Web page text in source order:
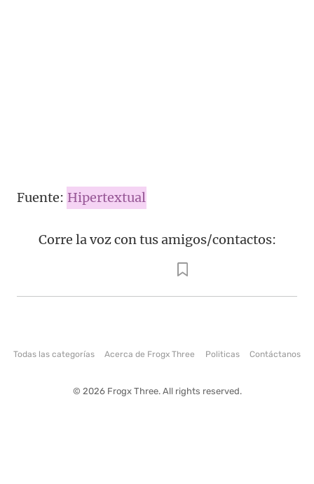
Fuente: Hipertextual
Corre la voz con tus amigos/contactos:
Todas las categorías Acerca de Frogx Three Politicas Contáctanos
© 2026 Frogx Three. All rights reserved.